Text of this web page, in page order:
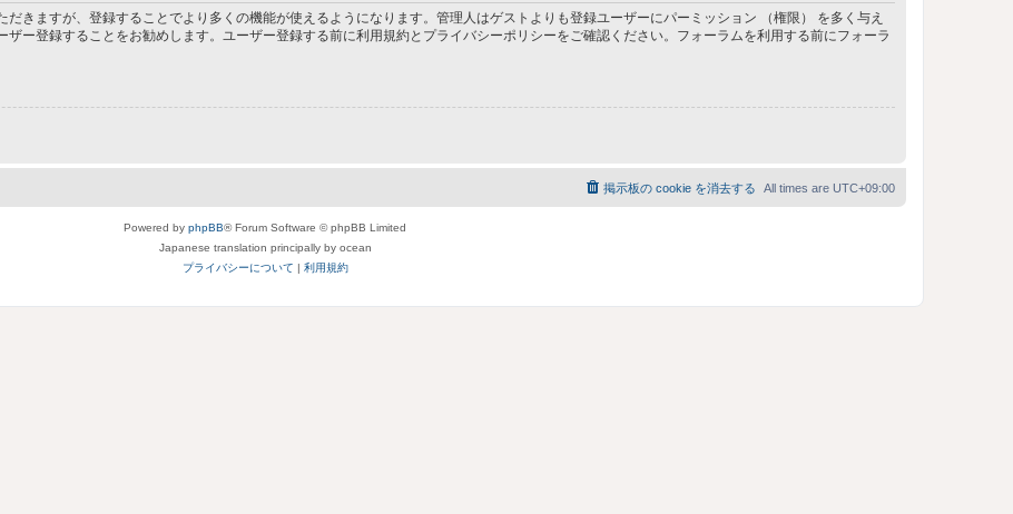
きますが、登録することでより多くの機能が使えるようになります。管理人はゲストよりも登録ユーザーにパーミッション （権限） を多く与え
ー登録することをお勧めします。ユーザー登録する前に利用規約とプライバシーポリシーをご確認ください。フォーラムを利用する前にフォーラ
All times are UTC+09:00
掲示板の cookie を消去する
Powered by phpBB® Forum Software © phpBB Limited
Japanese translation principally by ocean
プライバシーについて | 利用規約